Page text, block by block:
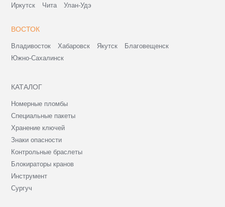
Иркутск Чита Улан-Удэ
ВОСТОК
Владивосток Хабаровск Якутск
Благовещенск
Южно-Сахалинск
КАТАЛОГ
Номерные пломбы
Специальные пакеты
Хранение ключей
Знаки опасности
Контрольные браслеты
Блокираторы кранов
Инструмент
Сургуч